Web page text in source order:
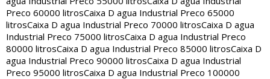
Preco 60000 litrosCaixa D agua Industrial Preco 65000
litrosCaixa D agua Industrial Preco 70000 litrosCaixa D agua
Industrial Preco 75000 litrosCaixa D agua Industrial Preco
80000 litrosCaixa D agua Industrial Preco 85000 litrosCaixa D
agua Industrial Preco 90000 litrosCaixa D agua Industrial
Preco 95000 litrosCaixa D agua Industrial Preco 100000